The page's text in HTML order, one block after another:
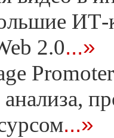
ИТ-
2.0...»
...»